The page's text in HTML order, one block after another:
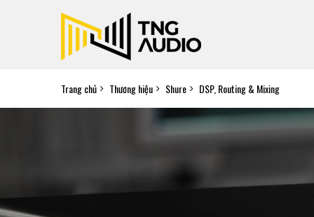
Trang chủ Thương hiệu Shure DSP, Routing & Mixing